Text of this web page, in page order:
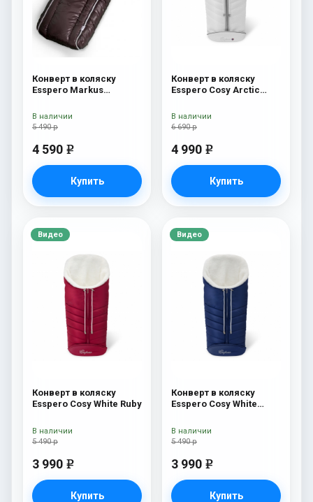
Конверт в коляску
Esspero Markus
шерсть) Chocolat
5 490 р
4 590 e
Купить
В наличии
Конверт в коляску
Esspero Cosy Arctic
6 690 р
4 990 e
Купить
В наличии
Видео
Конверт в коляску
Esspero Cosy White Ruby
5 490 р
3 990 e
Купить
В наличии
Видео
Конверт в коляску
Esspero Cosy White
5 490 р
3 990 e
Купить
В наличии